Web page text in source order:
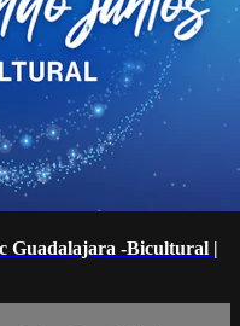
Guadalajara -Bicultural |